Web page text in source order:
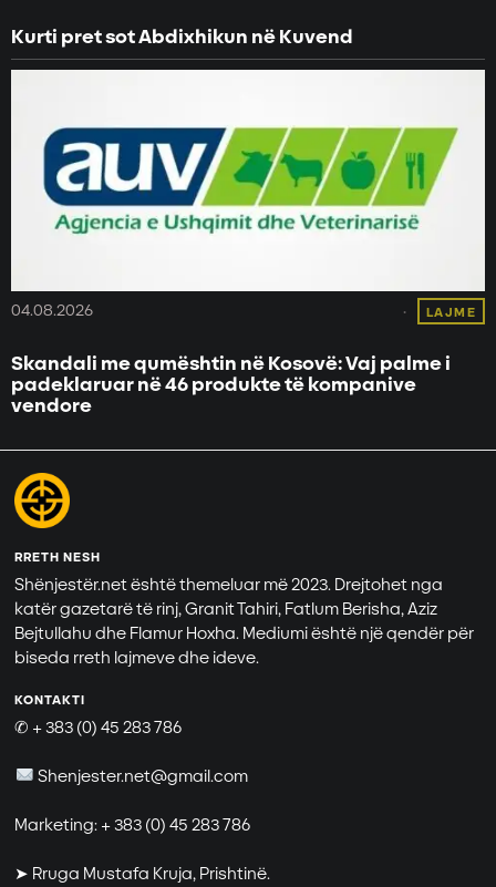
Kurti pret sot Abdixhikun në Kuvend
04.08.2026 LAJME
Skandali me qumështin në Kosovë: Vaj palme i
padeklaruar në 46 produkte të kompanive
vendore
RRETH NESH
Shënjestër.net është themeluar më 2023. Drejtohet nga
katër gazetarë të rinj, Granit Tahiri, Fatlum Berisha, Aziz
Bejtullahu dhe Flamur Hoxha. Mediumi është një qendër për
biseda rreth lajmeve dhe ideve.
KONTAKTI
✆ + 383 (0) 45 283 786
Shenjester.net@gmail.com
Marketing: + 383 (0) 45 283 786
➤ Rruga Mustafa Kruja, Prishtinë.